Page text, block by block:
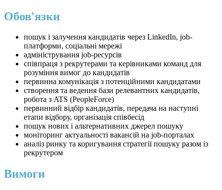
Обов'язки
пошук і залучення кандидатів через LinkedIn, job-
платформи, соціальні мережі
адміністрування job-ресурсів
співпраця з рекрутерами та керівниками команд для
розуміння вимог до кандидатів
первинна комунікація з потенційними кандидатами
створення та ведення бази релевантних кандидатів,
робота з ATS (PeopleForce)
первинний відбір кандидатів, передача на наступні
етапи відбору, організація співбесід
пошук нових і альтернативних джерел пошуку
моніторинг актуальності вакансій на job-порталах
аналіз ринку та коригування стратегії пошуку разом із
рекрутером
Вимоги